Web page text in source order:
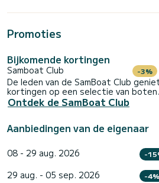
Promoties
Bijkomende kortingen
Samboat Club -3%
De leden van de SamBoat Club
kortingen op een selectie van boten.
Ontdek de SamBoat Club
Aanbiedingen van de eigenaar
08 - 29 aug. 2026 -
29 aug. - 05 sep. 2026 -4%